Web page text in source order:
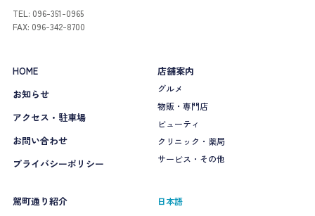
TEL: 096-351-0965
FAX: 096-342-8700
HOME
お知らせ
アクセス・駐車場
お問い合わせ
プライバシーポリシー
店舗案内
グルメ
物販・専門店
ビューティ
クリニック・薬局
サービス・その他
駕町通り紹介 日本語